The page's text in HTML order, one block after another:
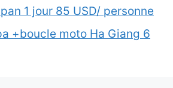
1 jour 85 USD/ personne
+boucle moto Ha Giang 6